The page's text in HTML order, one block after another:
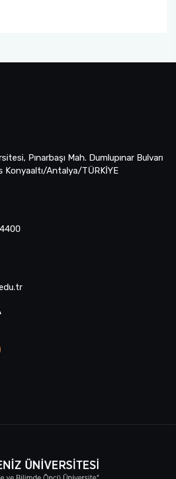
Pınarbaşı Mah. Dumlupınar Bulvarı
Konyaaltı/Antalya/TÜRKİYE